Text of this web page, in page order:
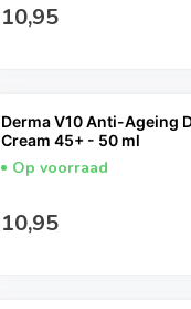
Normale prijs
10,95
Derma V10 Anti-Ageing
Cream 45+ - 50 ml
Op voorraad
Normale prijs
10,95